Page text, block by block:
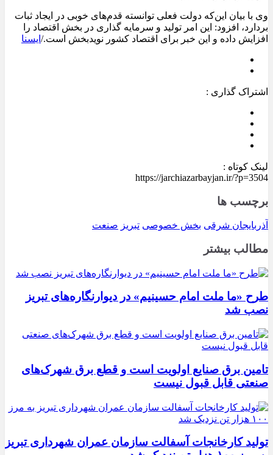
وی با بیان این‌که دولت فعلی توانسته قدم‌های خوبی در ایجاد ثبات
بردارد، افزود: این امر تولید و سرمایه‌ گذاری در بخش اقتصاد را
افزایش داده و این خبر برای اقتصاد کشور نویدبخش است./ ایسنا
اشتراک گذاری :
لینک کوتاه :
https://jarchiazarbayjan.ir/?p=3504
برچسب ها
آذربایجان شرقی بخش خصوصی تبریز صنعت
مطالب بیشتر
طرح «ما ملت امام حسینیم» در دیوارنگاره‌های تبریز
نصب شد
تامین برق صنایع اولویت است و قطع برق شهرک‌های
صنعتی قابل قبول نیست
تولید کارخانجات آسفالت سازمان عمران شهرداری تبریز